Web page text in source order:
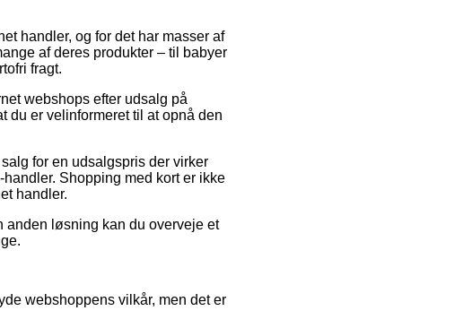
handler, og for det har masser af
af deres produkter – til babyer
fragt.
webshops efter udsalg på
du er velinformeret til at opnå den
for en udsalgspris der virker
Shopping med kort er ikke
handler.
anden løsning kan du overveje et
webshoppens vilkår, men det er